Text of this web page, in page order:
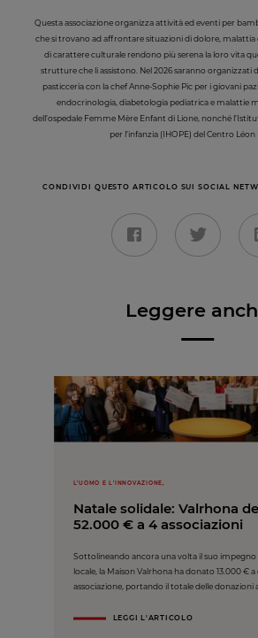
Questa associazione organizza attività ed eventi per
che si trovano ad affrontare situazioni di dolore, malattia
di carattere culturale rendono più serena la loro vita
strutture che li assistono. Nel 2026 saranno organizzati
pasticceria con la chef Anne-Sophie Pic per i giovani
endocrinologia, diabetologia pediatrica e malattie
dell’ospedale Femme Mère Enfant di Lione, nonché
per l’infanzia (IHOPE) del Centro
CONDIVIDI QUESTO ARTICOLO SUI SOCIAL
Leggere
L'UOMO E L'INNOVAZIONE,
Natale solidale: Valrhona
52.000 € a 4 associazioni
Sottolineando ancora una volta il suo impegno
locale, la Maison Valrhona ha donato 13.000 € a
associazione, portando il totale delle donazioni
LEGGI L'ARTICOLO